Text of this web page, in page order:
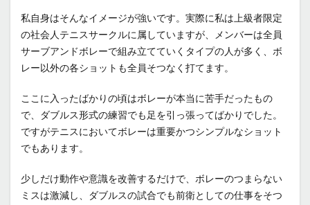
私自身はそんなイメージが強いです。実際に私は上級者限定
の社会人テニスサークルに属していますが、メンバーは全員
サーブアンドボレーで組み立てていくタイプの人が多く、ボ
レー以外の各ショットも全員そつなく打てます。
ここに入ったばかりの頃はボレーが本当に苦手だったもの
で、ダブルス形式の練習でも足を引っ張ってばかりでした。
ですがテニスにおいてボレーは重要かつシンプルなショット
でもあります。
少しだけ動作や意識を改善するだけで、ボレーのつまらない
ミスは激減し、ダブルスの試合でも前衛としての仕事をそつ